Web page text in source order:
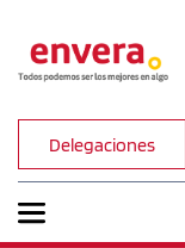
Delegaciones